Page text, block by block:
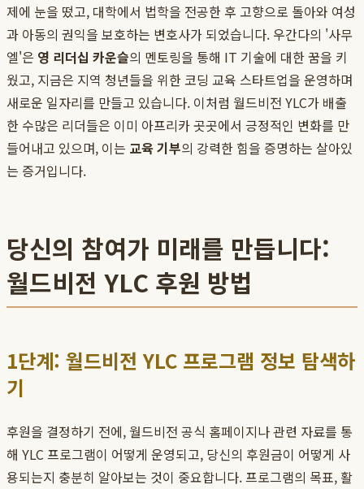
제에 눈을 떴고, 대학에서 법학을 전공한 후 고향으로 돌아와 여성
과 아동의 권익을 보호하는 변호사가 되었습니다. 우간다의 '사무
엘'은 영 리더십 카운슬의 멘토링을 통해 IT 기술에 대한 꿈을 키
웠고, 지금은 지역 청년들을 위한 코딩 교육 스타트업을 운영하며
새로운 일자리를 만들고 있습니다. 이처럼 월드비전 YLC가 배출
한 수많은 리더들은 이미 아프리카 곳곳에서 긍정적인 변화를 만
들어내고 있으며, 이는 교육 기부의 강력한 힘을 증명하는 살아있
는 증거입니다.
당신의 참여가 미래를 만듭니다:
월드비전 YLC 후원 방법
1단계: 월드비전 YLC 프로그램 정보 탐색하
기
후원을 결정하기 전에, 월드비전 공식 홈페이지나 관련 자료를 통
해 YLC 프로그램이 어떻게 운영되고, 당신의 후원금이 어떻게 사
용되는지 충분히 알아보는 것이 중요합니다. 프로그램의 목표, 활